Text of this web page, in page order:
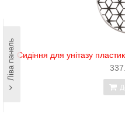
Сидіння для унітазу
Ліва панель